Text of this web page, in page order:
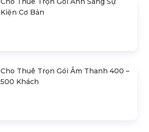
Kiện Cơ Bản
Cho Thuê Trọn Gói Âm Thanh 400 –
500 Khách